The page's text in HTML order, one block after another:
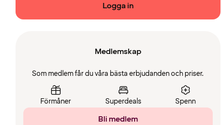
Logga in
Medlemskap
Som medlem får du våra bästa erbjudanden och priser.
Förmåner Superdeals Spenn
Bli medlem